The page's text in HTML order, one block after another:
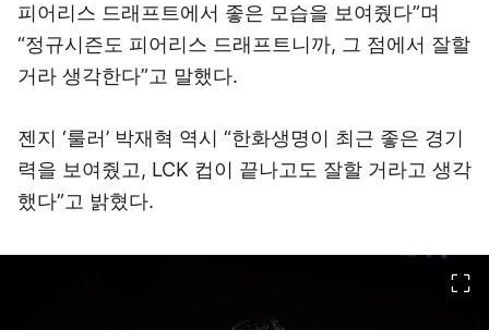
피어리스 드래프트에서 좋은 모습을 보여줬다”며
“정규시즌도 피어리스 드래프트니까, 그 점에서 잘할
거라 생각한다”고 말했다.
젠지 ‘룰러’ 박재혁 역시 “한화생명이 최근 좋은 경기
력을 보여줬고, LCK 컵이 끝나고도 잘할 거라고 생각
했다”고 밝혔다.